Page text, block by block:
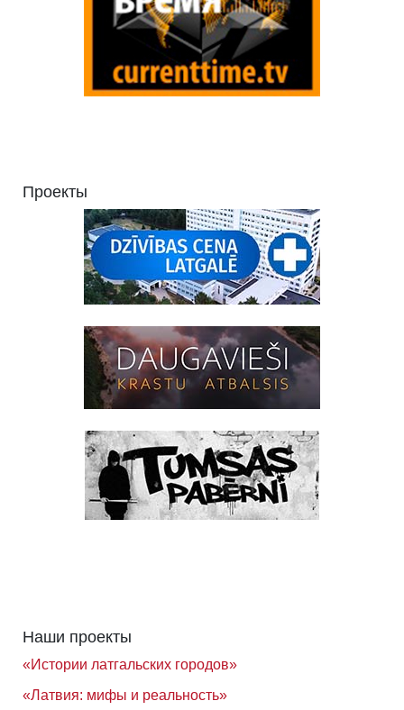
Проекты
Наши проекты
«Истории латгальских городов»
«Латвия: мифы и реальность»